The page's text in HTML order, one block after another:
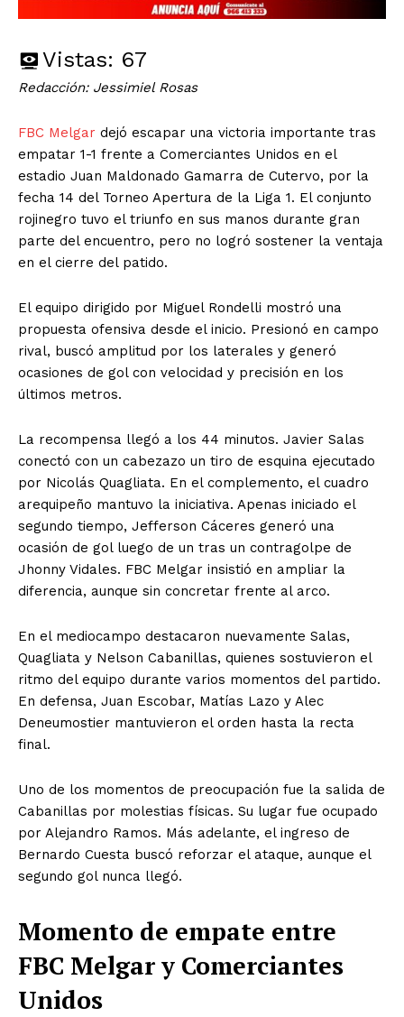
Vistas: 67
Redacción: Jessimiel Rosas
FBC Melgar dejó escapar una victoria importante tras
empatar 1-1 frente a Comerciantes Unidos en el
estadio Juan Maldonado Gamarra de Cutervo, por la
fecha 14 del Torneo Apertura de la Liga 1. El conjunto
rojinegro tuvo el triunfo en sus manos durante gran
parte del encuentro, pero no logró sostener la ventaja
en el cierre del patido.
El equipo dirigido por Miguel Rondelli mostró una
propuesta ofensiva desde el inicio. Presionó en campo
rival, buscó amplitud por los laterales y generó
ocasiones de gol con velocidad y precisión en los
últimos metros.
La recompensa llegó a los 44 minutos. Javier Salas
conectó con un cabezazo un tiro de esquina ejecutado
por Nicolás Quagliata. En el complemento, el cuadro
arequipeño mantuvo la iniciativa. Apenas iniciado el
segundo tiempo, Jefferson Cáceres generó una
ocasión de gol luego de un tras un contragolpe de
Jhonny Vidales. FBC Melgar insistió en ampliar la
diferencia, aunque sin concretar frente al arco.
En el mediocampo destacaron nuevamente Salas,
Quagliata y Nelson Cabanillas, quienes sostuvieron el
ritmo del equipo durante varios momentos del partido.
En defensa, Juan Escobar, Matías Lazo y Alec
Deneumostier mantuvieron el orden hasta la recta
final.
Uno de los momentos de preocupación fue la salida de
Cabanillas por molestias físicas. Su lugar fue ocupado
por Alejandro Ramos. Más adelante, el ingreso de
Bernardo Cuesta buscó reforzar el ataque, aunque el
segundo gol nunca llegó.
Momento de empate entre
FBC Melgar y Comerciantes
Unidos